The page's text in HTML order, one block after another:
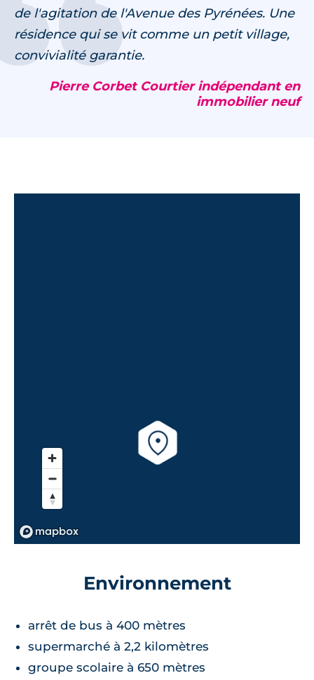
de l'agitation de l'Avenue des Pyrénées. Une
résidence qui se vit comme un petit village,
convivialité garantie.
Pierre Corbet Courtier indépendant en
immobilier neuf
Environnement
arrêt de bus à 400 mètres
supermarché à 2,2 kilomètres
groupe scolaire à 650 mètres